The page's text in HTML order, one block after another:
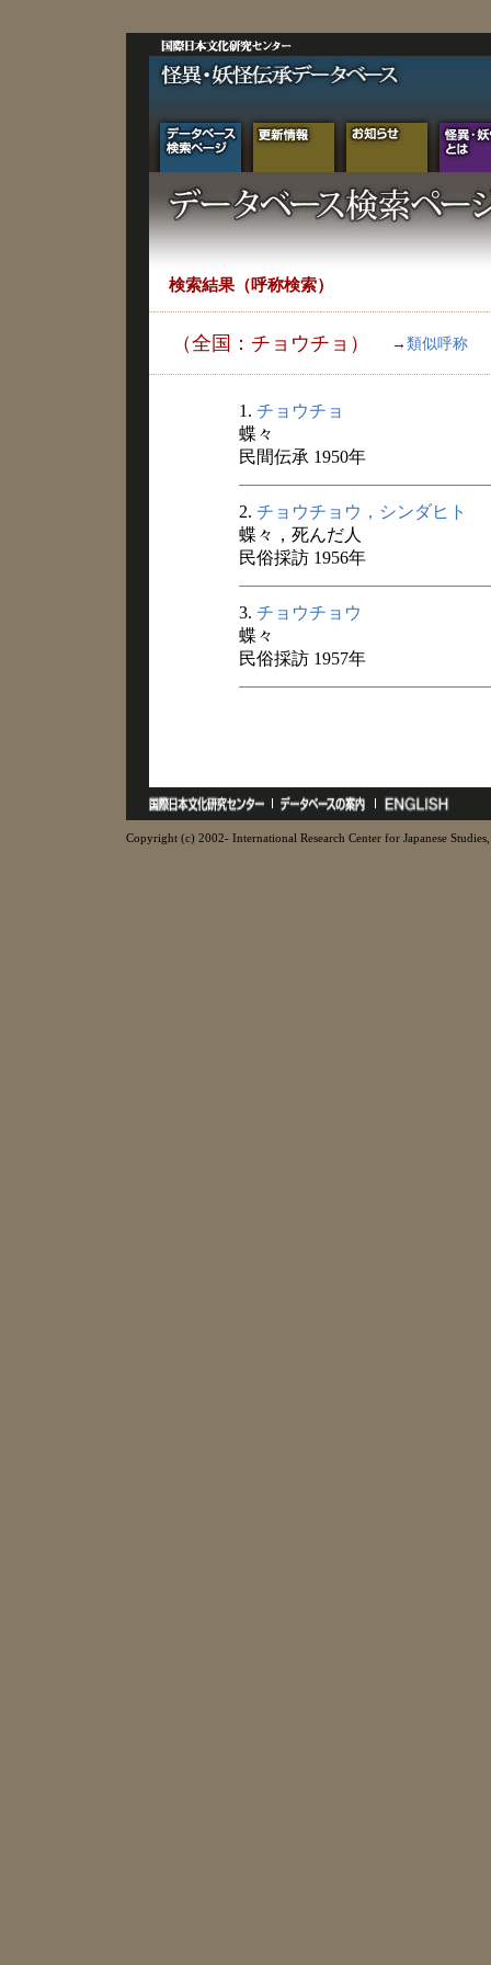
検索結果（呼称検索）
（全国：チョウチョ） → 類似呼称
1. チョウチョ
蝶々
民間伝承 1950年
2. チョウチョウ，シンダヒト
蝶々，死んだ人
民俗採訪 1956年
3. チョウチョウ
蝶々
民俗採訪 1957年
Copyright (c) 2002- International Research Center for Japanese